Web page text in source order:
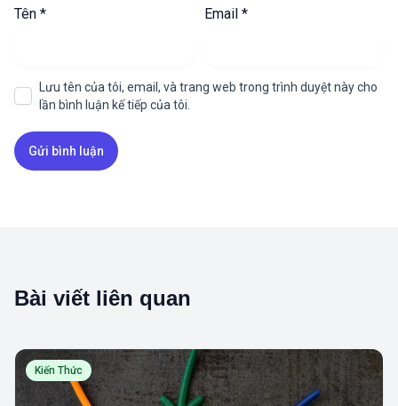
Tên * Email *
Lưu tên của tôi, email, và trang web trong trình duyệt này cho
lần bình luận kế tiếp của tôi.
Bài viết liên quan
Kiến Thức